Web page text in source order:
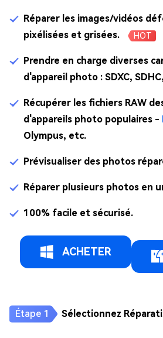
Réparer les images/vidéos
pixélisées et grisées.
HOT
Prendre en charge diverses
d'appareil photo : SDXC,
Récupérer les fichiers RAW
d'appareils photo populaires -
Olympus, etc.
Prévisualiser des photos
Réparer plusieurs photos en
100% facile et sécurisé.
ACHETER
Sélectionnez